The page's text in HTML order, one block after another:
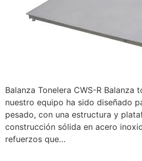
Balanza Tonelera CWS-R Balanza
nuestro equipo ha sido diseñado
pesado, con una estructura y
construcción sólida en acero
refuerzos que…